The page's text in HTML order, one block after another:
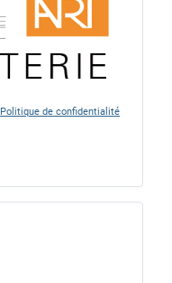
Politique de confidentialité